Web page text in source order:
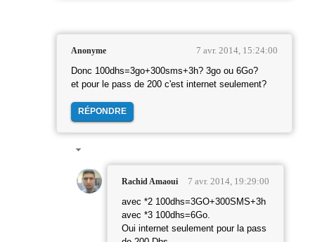
Anonyme 7 avr. 2014, 15:24:00
Donc 100dhs=3go+300sms+3h? 3go ou 6Go?
et pour le pass de 200 c'est internet seulement?
RÉPONDRE
Rachid Amaoui 7 avr. 2014, 19:29:00
avec *2 100dhs=3GO+300SMS+3h
avec *3 100dhs=6Go.
Oui internet seulement pour la pass